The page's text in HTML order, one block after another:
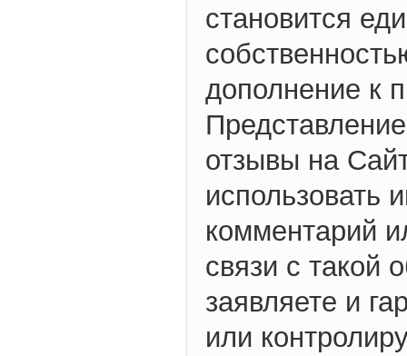
становится
дополнение к
отзывы на
использовать
комментарий
связи с такой
заявляете и
или